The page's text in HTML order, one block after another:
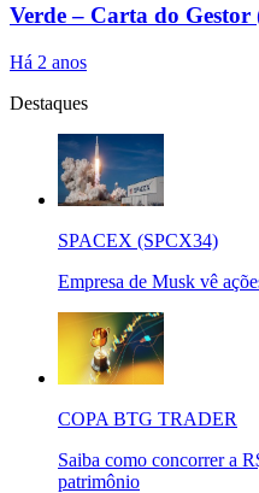
Verde – Carta do
Há 2 anos
Destaques
SPACEX (SPCX34)
Empresa de Musk vê
COPA BTG TRADER
Saiba como concorrer a
patrimônio